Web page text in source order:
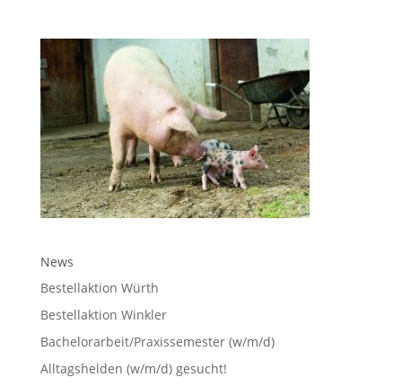
News
Bestellaktion Würth
Bestellaktion Winkler
Bachelorarbeit/Praxissemester (w/m/d)
Alltagshelden (w/m/d) gesucht!